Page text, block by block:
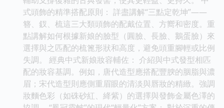
式頭飾的精準搭配原則： 詳盡講解“三點定乾坤”——
簪、釵、梳這三大類頭飾的配戴位置、方嚮和密度。重
點講解如何根據新娘的臉型（圓臉、長臉、鵝蛋臉）來
選擇與之匹配的梳篦形狀和高度，避免頭重腳輕或比例
失調。 經典中式新娘妝容輔佐： 介紹與中式發型相匹
配的妝容基調。例如，唐代造型應搭配豐腴的胭脂與濃
眉；宋代造型則應側重眉眼的清淡與唇妝的精緻。強調
妝麵色彩（如硃砂紅、絳紫）的選擇與發飾金屬色澤的